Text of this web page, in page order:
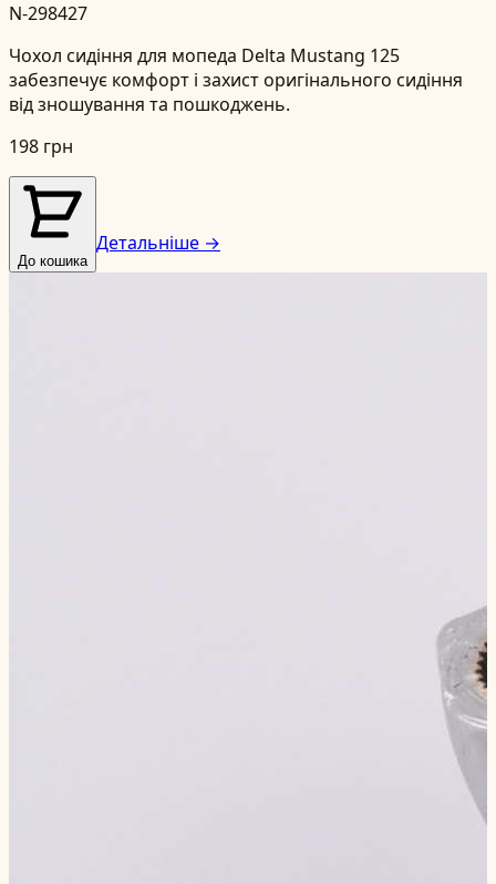
N-298427
Чохол сидіння для мопеда Delta Mustang 125
забезпечує комфорт і захист оригінального сидіння
від зношування та пошкоджень.
198 грн
До кошика
Детальніше →